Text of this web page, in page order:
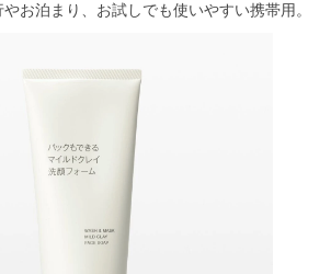
お泊まり、お試しでも使いやすい携帯用。